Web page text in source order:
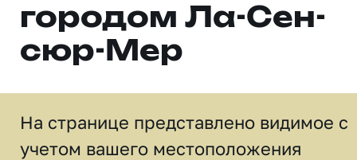
городом Ла-Сен-
сюр-Мер
На странице представлено видимое c
учетом вашего местоположения